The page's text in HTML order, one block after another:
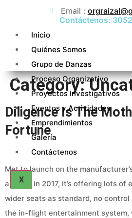
Email :
Contáctenos:
Inicio
Quiénes Somos
Grupo de Danzas
Proceso Organizativo
Proyectos Investigativos
Eventos y Actividades
Emprendimientos
Galería
Contáctenos
X
Category:
Diligence Is The
Fortune
Met to launch on the
aircraft in 2017, it’s offering lots of
wider seats as standard, no
the in-flight entertainment system,